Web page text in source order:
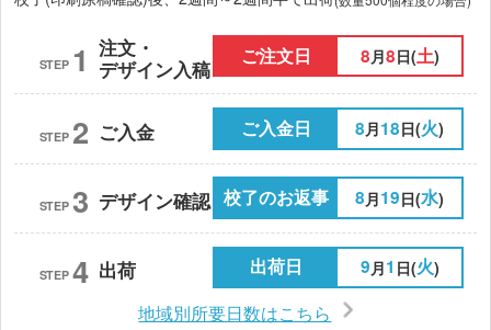
STEP 1 注文・
デザイン入稿
ご注文日 8月8日(土)
STEP 2 ご入金 ご入金日 8月18日(火)
STEP 3 デザイン確認 校了のお返事 8 月19日(水)
STEP 4 出荷 出荷日 9 月1 日(火)
地域別所要日数はこちら